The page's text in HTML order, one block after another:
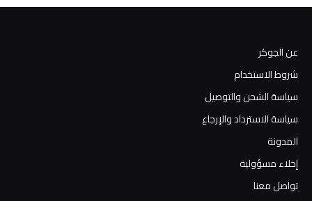
عن الجوكر
شروط الاستخدام
سياسة الشحن والتوصيل
سياسة الاسترداد والإرجاع
المدونة
إخلاء مسؤولية
تواصل معنا